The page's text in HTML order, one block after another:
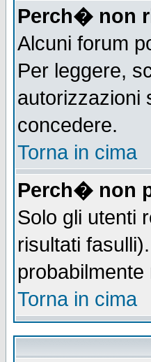
Perch� non
Alcuni forum
Per leggere,
autorizzazioni
concedere.
Torna in cima
Perch� non
Solo gli utenti
risultati
Torna in cima